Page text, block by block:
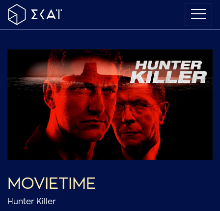
MOVIETIME
Hunter Killer